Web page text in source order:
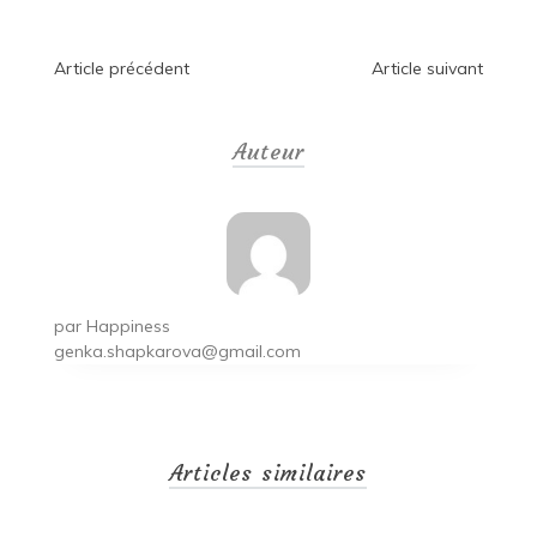
Navigation
Article précédent Article suivant
Auteur
par Happiness
genka.shapkarova@gmail.com
Articles similaires